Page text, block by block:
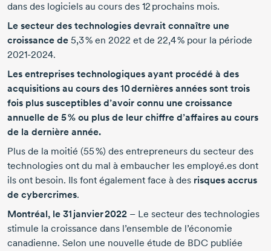
dans des logiciels au cours des 12 prochains mois.
Le secteur des technologies devrait connaître une
croissance de 5,3 % en 2022 et de 22,4 % pour la période
2021-2024.
Les entreprises technologiques ayant procédé à des
acquisitions au cours des 10 dernières années sont trois
fois plus susceptibles d’avoir connu une croissance
annuelle de 5 % ou plus de leur chiffre d’affaires au cours
de la dernière année.
Plus de la moitié (55 %) des entrepreneurs du secteur des
technologies ont du mal à embaucher les employé.es dont
ils ont besoin. Ils font également face à des risques accrus
de cybercrimes.
Montréal, le 31 janvier 2022 – Le secteur des technologies
stimule la croissance dans l’ensemble de l’économie
canadienne. Selon une nouvelle étude de BDC publiée